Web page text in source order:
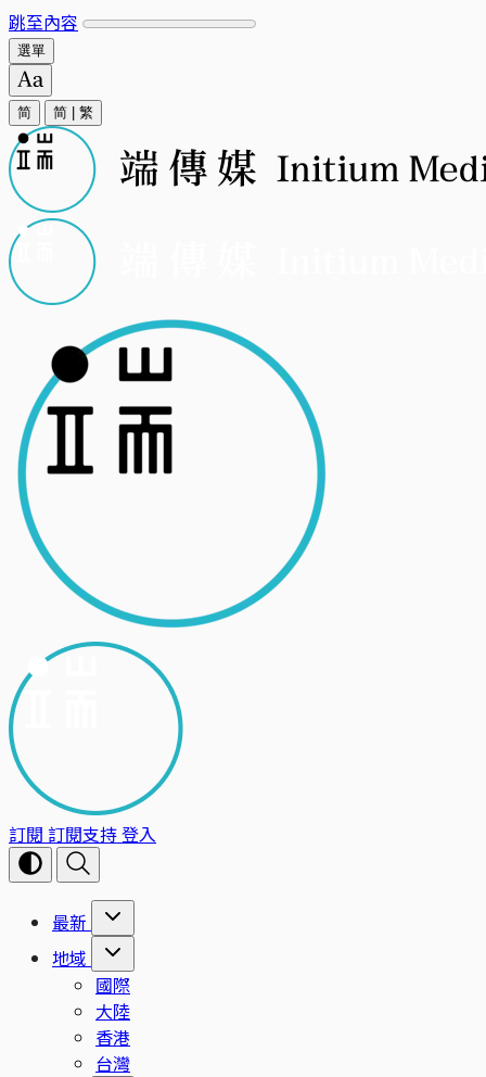
跳至內容
選單
简 简 繁
訂閱 訂閱支持登入
最新
地域
國際
大陸
香港
台灣